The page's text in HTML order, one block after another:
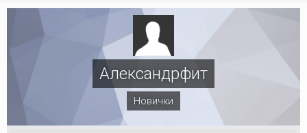
Александрфит
Новички